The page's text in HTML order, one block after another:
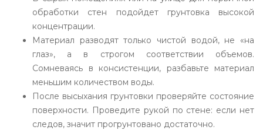
обработки стен подойдет грунтовка высокой
концентрации.
Материал разводят только чистой водой, не «на
глаз», а в строгом соответствии объемов.
Сомневаясь в консистенции, разбавьте материал
меньшим количеством воды.
После высыхания грунтовки проверяйте состояние
поверхности. Проведите рукой по стене: если нет
следов, значит прогрунтовано достаточно.